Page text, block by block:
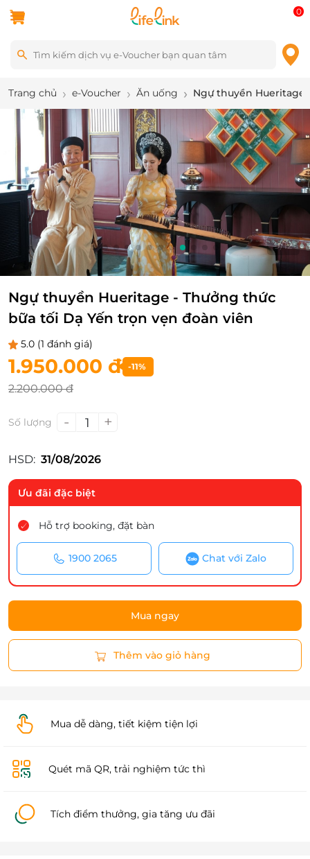
0
Trang chủ e-Voucher Ăn uống Ngự thuyền Hueritage
9/12
Ngự thuyền Hueritage - Thưởng thức
bữa tối Dạ Yến trọn vẹn đoàn viên
5.0 (1 đánh giá)
1.950.000 đ -11%
2.200.000 đ
Số lượng - 1 +
HSD: 31/08/2026
Ưu đãi đặc biệt
Hỗ trợ booking, đặt bàn
1900 2065 Chat với Zalo
Mua ngay
Thêm vào giỏ hàng
Mua dễ dàng, tiết kiệm tiện lợi
Quét mã QR, trải nghiệm tức thì
Tích điểm thưởng, gia tăng ưu đãi